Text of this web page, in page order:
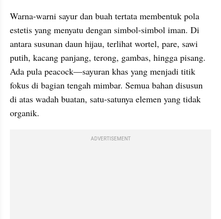
Warna-warni sayur dan buah tertata membentuk pola
estetis yang menyatu dengan simbol-simbol iman. Di
antara susunan daun hijau, terlihat wortel, pare, sawi
putih, kacang panjang, terong, gambas, hingga pisang.
Ada pula peacock—sayuran khas yang menjadi titik
fokus di bagian tengah mimbar. Semua bahan disusun
di atas wadah buatan, satu-satunya elemen yang tidak
organik.
ADVERTISEMENT